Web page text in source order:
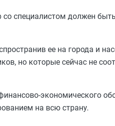
со специалистом должен
ее на города и
но которые сейчас не
экономического
на всю страну.